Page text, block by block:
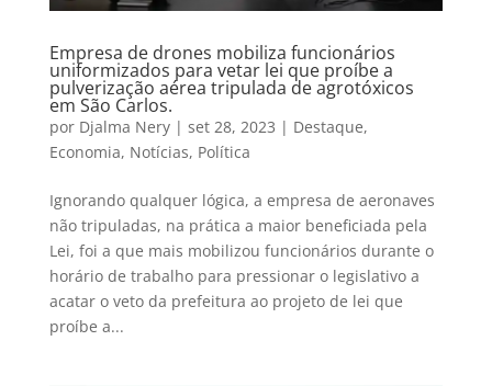
Empresa de drones mobiliza funcionários
uniformizados para vetar lei que proíbe a
pulverização aérea tripulada de agrotóxicos
em São Carlos.
por Djalma Nery| set 28, 2023 | Destaque,
Economia, Notícias, Política
Ignorando qualquer lógica, a empresa de aeronaves
não tripuladas, na prática a maior beneficiada pela
Lei, foi a que mais mobilizou funcionários durante o
horário de trabalho para pressionar o legislativo a
acatar o veto da prefeitura ao projeto de lei que
proíbe a...